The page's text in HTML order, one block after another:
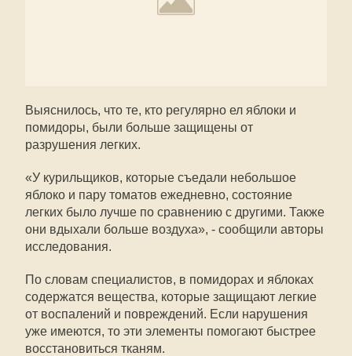
Выяснилось, что те, кто регулярно ел яблоки и
помидоры, были больше защищены от
разрушения легких.
«У курильщиков, которые съедали небольшое
яблоко и пару томатов ежедневно, состояние
легких было лучше по сравнению с другими. Также
они вдыхали больше воздуха», - сообщили авторы
исследования.
По словам специалистов, в помидорах и яблоках
содержатся вещества, которые защищают легкие
от воспалений и повреждений. Если нарушения
уже имеются, то эти элементы помогают быстрее
восстановиться тканям.